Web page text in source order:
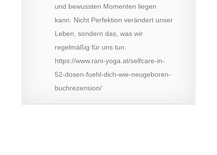
und bewussten Momenten liegen
kann. Nicht Perfektion verändert unser
Leben, sondern das, was wir
regelmäßig für uns tun.
https://www.rani-yoga.at/selfcare-in-
52-dosen-fuehl-dich-wie-neugeboren-
buchrezension/